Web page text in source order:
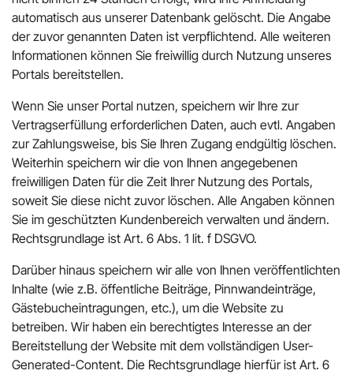
automatisch aus unserer Datenbank gelöscht. Die Angabe
der zuvor genannten Daten ist verpflichtend. Alle weiteren
Informationen können Sie freiwillig durch Nutzung unseres
Portals bereitstellen.
Wenn Sie unser Portal nutzen, speichern wir Ihre zur
Vertragserfüllung erforderlichen Daten, auch evtl. Angaben
zur Zahlungsweise, bis Sie Ihren Zugang endgültig löschen.
Weiterhin speichern wir die von Ihnen angegebenen
freiwilligen Daten für die Zeit Ihrer Nutzung des Portals,
soweit Sie diese nicht zuvor löschen. Alle Angaben können
Sie im geschützten Kundenbereich verwalten und ändern.
Rechtsgrundlage ist Art. 6 Abs. 1 lit. f DSGVO.
Darüber hinaus speichern wir alle von Ihnen veröffentlichten
Inhalte (wie z.B. öffentliche Beiträge, Pinnwandeinträge,
Gästebucheintragungen, etc.), um die Website zu
betreiben. Wir haben ein berechtigtes Interesse an der
Bereitstellung der Website mit dem vollständigen User-
Generated-Content. Die Rechtsgrundlage hierfür ist Art. 6